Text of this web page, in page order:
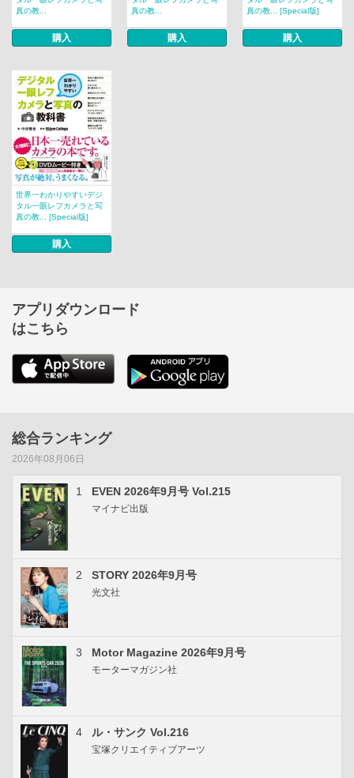
真の教...
購入
真の教...
購入
真の教... [Special版]
購入
世界一わかりやすいデジ
タル一眼レフカメラと写
真の教... [Special版]
購入
アプリダウンロード
はこちら
総合ランキング
2026年08月06日
1 EVEN 2026年9月号 Vol.215
マイナビ出版
2 STORY 2026年9月号
光文社
3 Motor Magazine 2026年9月号
モーターマガジン社
4 ル・サンク Vol.216
宝塚クリエイティブアーツ